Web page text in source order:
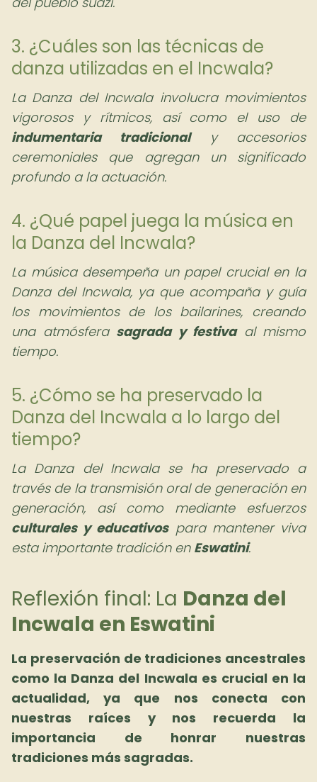
3. ¿Cuáles son las técnicas de
danza utilizadas en el Incwala?
La Danza del Incwala involucra movimientos
vigorosos y rítmicos, así como el uso de
indumentaria tradicionaly accesorios
ceremoniales que agregan un significado
profundo a la actuación.
4. ¿Qué papel juega la música en
la Danza del Incwala?
La música desempeña un papel crucial en la
Danza del Incwala, ya que acompaña y guía
los movimientos de los bailarines, creando
una atmósfera sagrada y festivaal mismo
tiempo.
5. ¿Cómo se ha preservado la
Danza del Incwala a lo largo del
tiempo?
La Danza del Incwala se ha preservado a
través de la transmisión oral de generación en
generación, así como mediante esfuerzos
culturales y educativospara mantener viva
esta importante tradición en Eswatini.
Reflexión final: La Danza del
Incwala en Eswatini
La preservación de tradiciones ancestrales
como la Danza del Incwala es crucial en la
actualidad, ya que nos conecta con
nuestras raíces y nos recuerda la
importancia de honrar nuestras
tradiciones más sagradas.